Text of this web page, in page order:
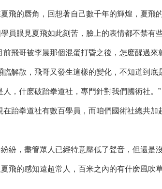
飛的唇角，回想著自己數千年的輝煌，夏飛
員眼見夏飛如此刻苦，臉上的表情都不禁有些
前飛哥被李晨那個混蛋打昏之後，怎麽醒過來
臨解散，飛哥又發生這樣的變化，不知道到底
人，什麽破跆拳道社，專門針對我們國術社。”
在跆拳道社有數百學員，而咱們國術社總共加
紛，盡管眾人已經特意壓低了聲音，但還是
飛的感知遠超常人，百米之內的有什麽風吹